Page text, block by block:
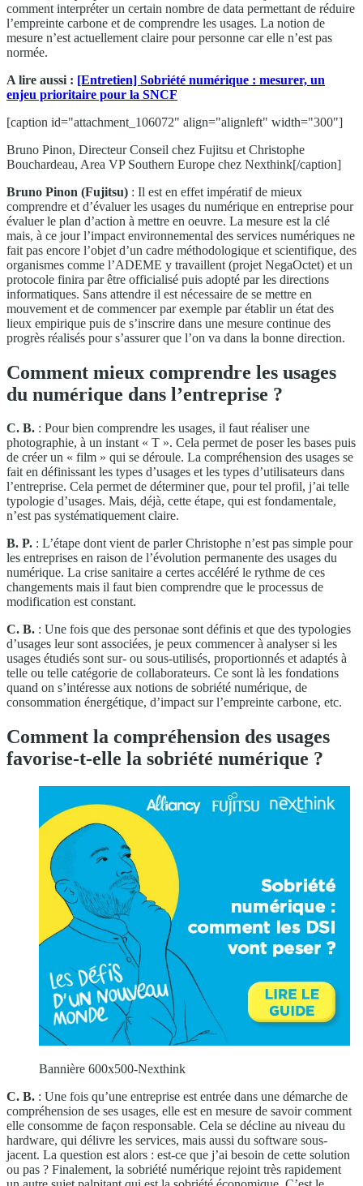
comment interpréter un certain nombre de data permettant de réduire
l’empreinte carbone et de comprendre les usages. La notion de
mesure n’est actuellement claire pour personne car elle n’est pas
normée.
A lire aussi : [Entretien] Sobriété numérique : mesurer, un
enjeu prioritaire pour la SNCF
[caption id="attachment_106072" align="alignleft" width="300"]
Bruno Pinon, Directeur Conseil chez Fujitsu et Christophe
Bouchardeau, Area VP Southern Europe chez Nexthink[/caption]
Bruno Pinon (Fujitsu) : Il est en effet impératif de mieux
comprendre et d’évaluer les usages du numérique en entreprise pour
évaluer le plan d’action à mettre en oeuvre. La mesure est la clé
mais, à ce jour l’impact environnemental des services numériques ne
fait pas encore l’objet d’un cadre méthodologique et scientifique, des
organismes comme l’ADEME y travaillent (projet NegaOctet) et un
protocole finira par être officialisé puis adopté par les directions
informatiques. Sans attendre il est nécessaire de se mettre en
mouvement et de commencer par exemple par établir un état des
lieux empirique puis de s’inscrire dans une mesure continue des
progrès réalisés pour s’assurer que l’on va dans la bonne direction.
Comment mieux comprendre les usages
du numérique dans l’entreprise ?
C. B. : Pour bien comprendre les usages, il faut réaliser une
photographie, à un instant « T ». Cela permet de poser les bases puis
de créer un « film » qui se déroule. La compréhension des usages se
fait en définissant les types d’usages et les types d’utilisateurs dans
l’entreprise. Cela permet de déterminer que, pour tel profil, j’ai telle
typologie d’usages. Mais, déjà, cette étape, qui est fondamentale,
n’est pas systématiquement claire.
B. P. : L’étape dont vient de parler Christophe n’est pas simple pour
les entreprises en raison de l’évolution permanente des usages du
numérique. La crise sanitaire a certes accéléré le rythme de ces
changements mais il faut bien comprendre que le processus de
modification est constant.
C. B. : Une fois que des personae sont définis et que des typologies
d’usages leur sont associées, je peux commencer à analyser si les
usages étudiés sont sur- ou sous-utilisés, proportionnés et adaptés à
telle ou telle catégorie de collaborateurs. Ce sont là les fondations
quand on s’intéresse aux notions de sobriété numérique, de
consommation énergétique, d’impact sur l’empreinte carbone, etc.
Comment la compréhension des usages
favorise-t-elle la sobriété numérique ?
Bannière 600x500-Nexthink
C. B. : Une fois qu’une entreprise est entrée dans une démarche de
compréhension de ses usages, elle est en mesure de savoir comment
elle consomme de façon responsable. Cela se décline au niveau du
hardware, qui délivre les services, mais aussi du software sous-
jacent. La question est alors : est-ce que j’ai besoin de cette solution
ou pas ? Finalement, la sobriété numérique rejoint très rapidement